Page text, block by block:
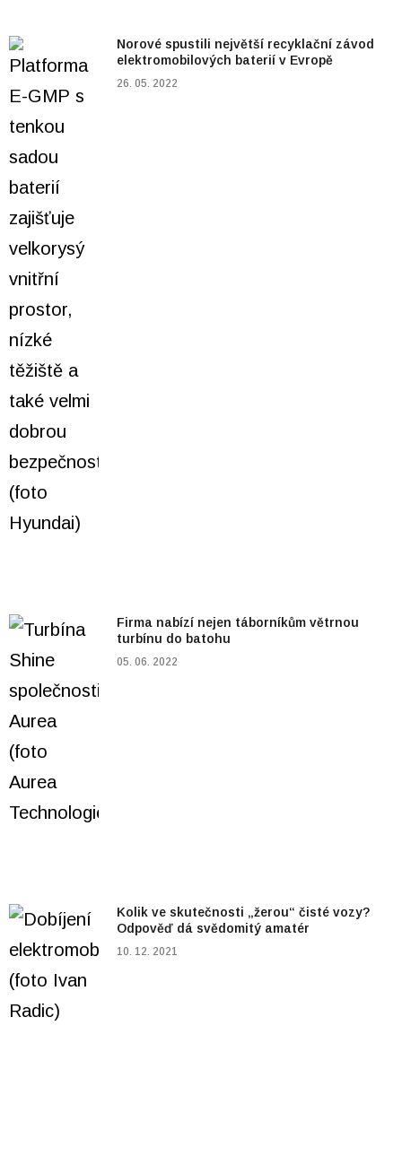
Norové spustili největší recyklační závod
elektromobilových baterií v Evropě
26. 05. 2022
Firma nabízí nejen táborníkům větrnou
turbínu do batohu
05. 06. 2022
Kolik ve skutečnosti „žerou“ čisté vozy?
Odpověď dá svědomitý amatér
10. 12. 2021